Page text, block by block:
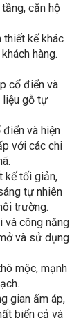
căn hộ
thiết kế khác
hàng.
cổ điển và
liệu gỗ tự
và hiện
với các chi
kế tối giản,
tự nhiên
trường.
và công năng
và sử dụng
mộc, mạnh
gian ấm áp,
biển cả và